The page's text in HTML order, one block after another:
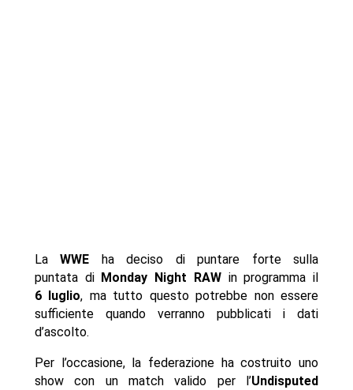
LaWWE ha deciso di puntare forte sulla
puntata di Monday Night RAWin programma il
6 luglio, ma tutto questo potrebbe non essere
sufficiente quando verranno pubblicati i dati
d’ascolto.
Per l’occasione, la federazione ha costruito uno
show con un match valido per l’Undisputed